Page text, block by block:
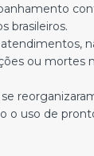
brasileiros.
ou mortes
o uso de